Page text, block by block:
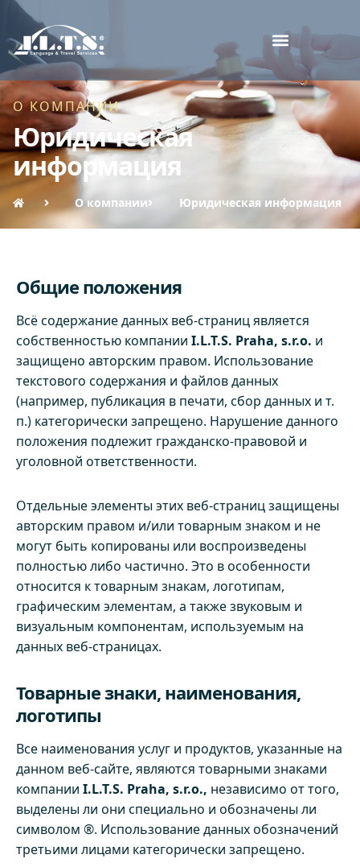
О КОМПАНИИ
Юридическая
информация
О компании Юридическая информация
Общие положения
Всё содержание данных веб-страниц является
собственностью компании I.L.T.S. Praha, s.r.o. и
защищено авторским правом. Использование
текстового содержания и файлов данных
(например, публикация в печати, сбор данных и т.
п.) категорически запрещено. Нарушение данного
положения подлежит гражданско-правовой и
уголовной ответственности.
Отдельные элементы этих веб-страниц защищены
авторским правом и/или товарным знаком и не
могут быть копированы или воспроизведены
полностью либо частично. Это в особенности
относится к товарным знакам, логотипам,
графическим элементам, а также звуковым и
визуальным компонентам, используемым на
данных веб-страницах.
Товарные знаки, наименования,
логотипы
Все наименования услуг и продуктов, указанные на
данном веб-сайте, являются товарными знаками
компании I.L.T.S. Praha, s.r.o., независимо от того,
выделены ли они специально и обозначены ли
символом ®. Использование данных обозначений
третьими лицами категорически запрещено.